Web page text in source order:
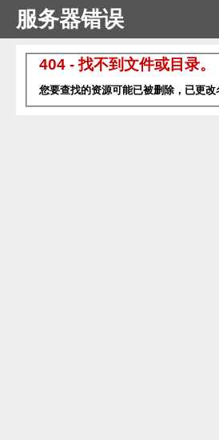
服务器错误
404 - 找不到文件或目录。
您要查找的资源可能已被删除，已更改